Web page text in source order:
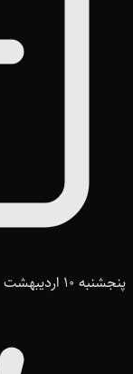
پنجشنبه 10 اردیبهشت